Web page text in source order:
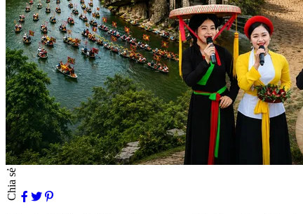
Chia sẻ